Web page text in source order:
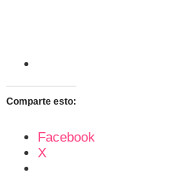
Comparte esto:
Facebook
X